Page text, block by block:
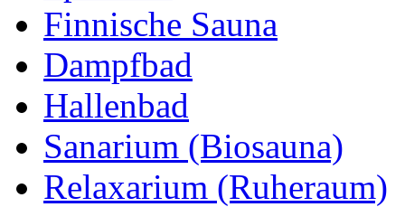
Finnische Sauna
Dampfbad
Hallenbad
Sanarium (Biosauna)
Relaxarium (Ruheraum)